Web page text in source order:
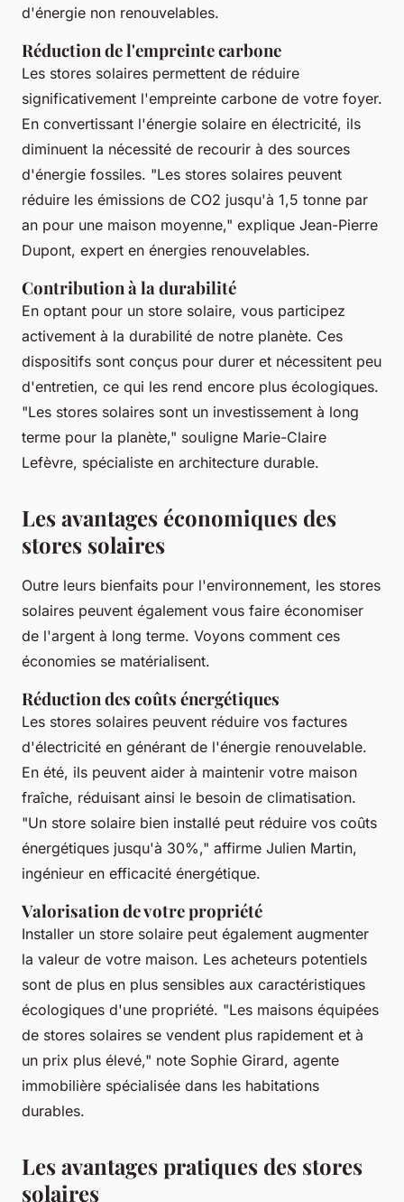
d'énergie non renouvelables.
Réduction de l'empreinte carbone
Les stores solaires permettent de réduire
significativement l'empreinte carbone de votre foyer.
En convertissant l'énergie solaire en électricité, ils
diminuent la nécessité de recourir à des sources
d'énergie fossiles. "Les stores solaires peuvent
réduire les émissions de CO2 jusqu'à 1,5 tonne par
an pour une maison moyenne," explique Jean-Pierre
Dupont, expert en énergies renouvelables.
Contribution à la durabilité
En optant pour un store solaire, vous participez
activement à la durabilité de notre planète. Ces
dispositifs sont conçus pour durer et nécessitent peu
d'entretien, ce qui les rend encore plus écologiques.
"Les stores solaires sont un investissement à long
terme pour la planète," souligne Marie-Claire
Lefèvre, spécialiste en architecture durable.
Les avantages économiques des
stores solaires
Outre leurs bienfaits pour l'environnement, les stores
solaires peuvent également vous faire économiser
de l'argent à long terme. Voyons comment ces
économies se matérialisent.
Réduction des coûts énergétiques
Les stores solaires peuvent réduire vos factures
d'électricité en générant de l'énergie renouvelable.
En été, ils peuvent aider à maintenir votre maison
fraîche, réduisant ainsi le besoin de climatisation.
"Un store solaire bien installé peut réduire vos coûts
énergétiques jusqu'à 30%," affirme Julien Martin,
ingénieur en efficacité énergétique.
Valorisation de votre propriété
Installer un store solaire peut également augmenter
la valeur de votre maison. Les acheteurs potentiels
sont de plus en plus sensibles aux caractéristiques
écologiques d'une propriété. "Les maisons équipées
de stores solaires se vendent plus rapidement et à
un prix plus élevé," note Sophie Girard, agente
immobilière spécialisée dans les habitations
durables.
Les avantages pratiques des stores
solaires